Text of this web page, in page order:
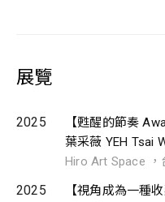
展覽
2025
【甦醒的節奏
葉采薇 YEH Tsai
Hiro Art Space ，
2025 【視角成為一種